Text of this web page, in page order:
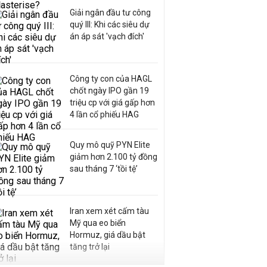
Giải ngân đầu tư công
quý III: Khi các siêu dự
án áp sát 'vạch đích'
Công ty con của HAGL
chốt ngày IPO gần 19
triệu cp với giá gấp hơn
4 lần cổ phiếu HAG
Quy mô quỹ PYN Elite
giảm hơn 2.100 tỷ đồng
sau tháng 7 ‘tồi tệ’
Iran xem xét cấm tàu
Mỹ qua eo biển
Hormuz, giá dầu bật
tăng trở lại